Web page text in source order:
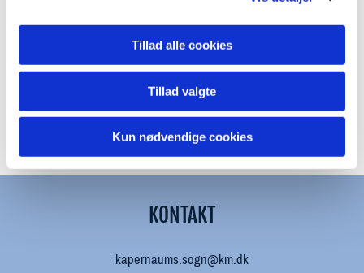
Tillad alle cookies
Tillad valgte
Kun nødvendige cookies
KONTAKT
kapernaums.sogn@km.dk